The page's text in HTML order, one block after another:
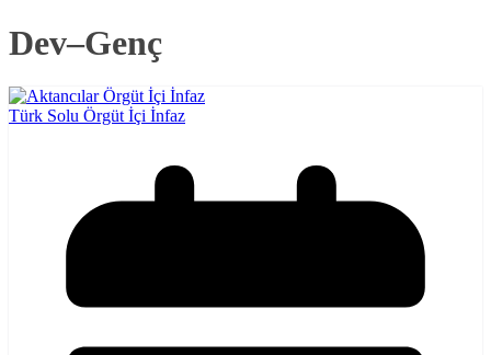
Dev–Genç
Türk Solu Örgüt İçi İnfaz